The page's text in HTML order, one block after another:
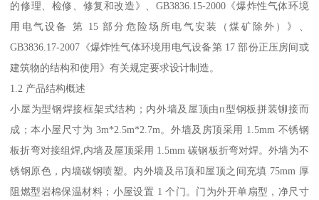
的修理、检修、修复和改造》、GB3836.15-2000《爆炸性气体环境
用电气设备 第 15 部分危险场所电气安装（煤矿除外）》、
GB3836.17-2007《爆炸性气体环境用电气设备第 17 部份正压房间或
建筑物的结构和使用》有关规定要求设计制造。
1.2 产品结构概述
小屋为型钢焊接框架式结构；内外墙及屋顶由п型钢板拼装铆接而
成；本小屋尺寸为 3m*2.5m*2.7m。外墙及房顶采用 1.5mm 不锈钢
板折弯对接组焊,内墙及屋顶采用 1.5mm 碳钢板折弯对焊。外墙为不
锈钢原色，内墙碳钢喷塑。内外墙及吊顶和屋顶之间充填 75mm 厚
阻燃型岩棉保温材料；小屋设置 1 个门。门为外开单扇型，净尺寸